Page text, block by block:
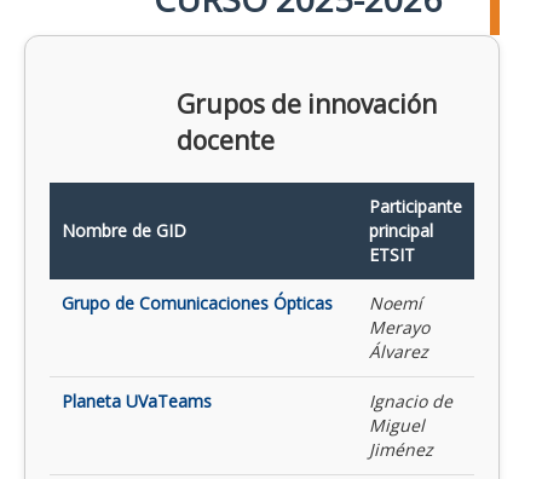
Grupos de innovación
docente
Nombre de GID
Participante
principal
ETSIT
Grupo de Comunicaciones Ópticas
Noemí
Merayo
Álvarez
Planeta UVaTeams
Ignacio de
Miguel
Jiménez